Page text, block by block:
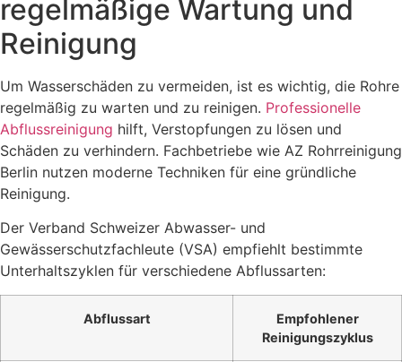
regelmäßige Wartung und
Reinigung
Um Wasserschäden zu vermeiden, ist es wichtig, die Rohre
regelmäßig zu warten und zu reinigen. Professionelle
Abflussreinigung hilft, Verstopfungen zu lösen und
Schäden zu verhindern. Fachbetriebe wie AZ Rohrreinigung
Berlin nutzen moderne Techniken für eine gründliche
Reinigung.
Der Verband Schweizer Abwasser- und
Gewässerschutzfachleute (VSA) empfiehlt bestimmte
Unterhaltszyklen für verschiedene Abflussarten:
Abflussart
Empfohlener
Reinigungszyklus